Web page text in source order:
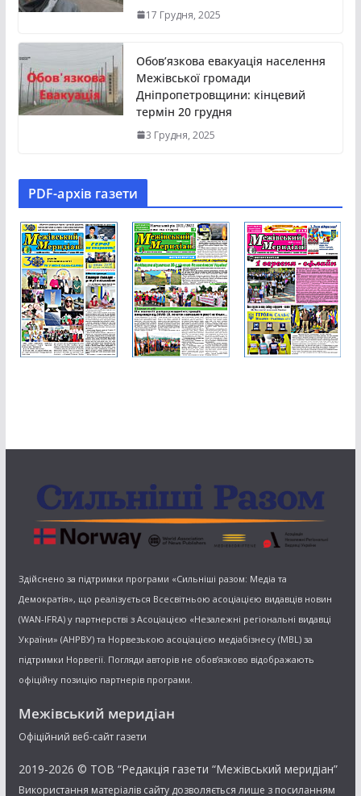
17 Грудня, 2025
Обов’язкова евакуація населення
Межівської громади
Дніпропетровщини: кінцевий
термін 20 грудня
3 Грудня, 2025
PDF-aрхів газети
Здійснено за підтримки програми «Сильніші разом: Медіа та
Демократія», що реалізується Всесвітньою асоціацією видавців новин
(WAN-IFRA) у партнерстві з Асоціацією «Незалежні регіональні видавці
України» (АНРВУ) та Норвезькою асоціацією медіабізнесу (MBL) за
підтримки Норвегії. Погляди авторів не обов’язково відображають
офіційну позицію партнерів програми.
Межівський меридіан
Офіційний веб-сайт газети
2019-2026 © ТОВ “Редакція газети “Межівський меридіан”
Використання матеріалів сайту дозволяється лише з посиланням